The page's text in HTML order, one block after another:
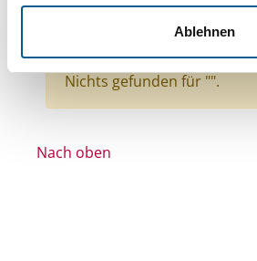
Ablehnen
Stiftungstyp: Lokal tätige Stiftung
Alle Filter entfernen
Nichts gefunden für "".
Nach oben